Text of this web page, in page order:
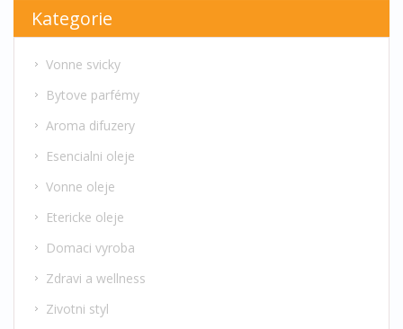
Kategorie
Vonne svicky
Bytove parfémy
Aroma difuzery
Esencialni oleje
Vonne oleje
Etericke oleje
Domaci vyroba
Zdravi a wellness
Zivotni styl